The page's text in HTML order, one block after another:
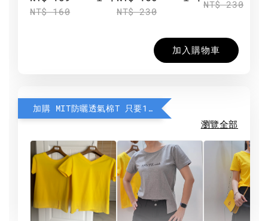
NT$ 160
NT$ 230
NT$ 230
加入購物車
加購 MIT防曬透氣棉T 只要190元
瀏覽全部